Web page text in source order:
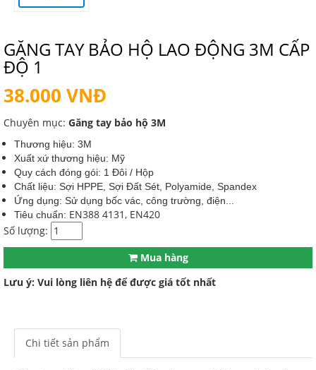
GĂNG TAY BẢO HỘ LAO ĐỘNG 3M CẤP
ĐỘ 1
38.000 VNĐ
Chuyên mục: Găng tay bảo hộ 3M
Thương hiệu: 3M
Xuất xứ thương hiệu: Mỹ
Quy cách đóng gói: 1 Đôi / Hộp
Chất liệu: Sợi HPPE, Sợi Đất Sét, Polyamide, Spandex
Ứng dụng: Sử dụng bốc vác, công trường, điện...
Tiêu chuẩn: EN388 4131, EN420
Số lượng:
Mua hàng
Lưu ý: Vui lòng liên hệ để được giá tốt nhất
Chi tiết sản phẩm